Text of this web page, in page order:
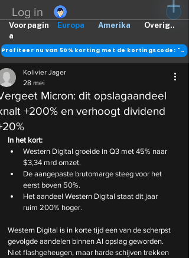
Log in
Europa Amerika Overig..
Voorpagin
a
Profiteer nu van 50% korting met de kortingscode: "DANK"
Micron: dit opslagaandeel
+200% en verhoogt dividend
Kolivier Jager
28 mei
In het kort:
Western Digital groeide in Q3 met 45% naar
$3,34 mrd omzet.
De aangepaste brutomarge steeg voor het
eerst boven 50%.
Het aandeel Western Digital staat dit jaar
ruim 200% hoger.
Western Digital is in korte tijd een van de scherpst
gevolgde aandelen binnen AI opslag geworden.
Niet flashgeheugen, maar harde schijven trekken